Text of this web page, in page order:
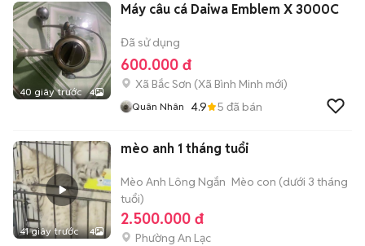
40 giây trước 4
Máy câu cá Daiwa Emblem X 3000C
Đã sử dụng
600.000 đ
Xã Bắc Sơn (Xã Bình Minh mới)
Quân Nhân 4.9 5 đã bán
41 giây trước 4
mèo anh 1 tháng tuổi
Mèo Anh Lông Ngắn Mèo con (dưới 3 tháng
tuổi)
2.500.000 đ
Phường An Lạc